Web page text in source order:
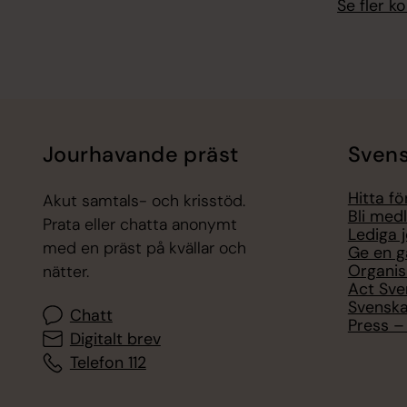
Se fler
Jourhavande präst
Akut samtals- och krisstöd.
Prata eller chatta anonymt
med en präst på kvällar och
nätter.
Chatt
Digitalt brev
Telefon 112
Hitta
Bli
Lediga
Ge en
Act
Press